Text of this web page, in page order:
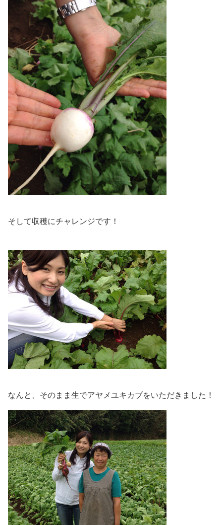
そして収穫にチャレンジです！
なんと、そのまま生でアヤメユキカブをいただきました！